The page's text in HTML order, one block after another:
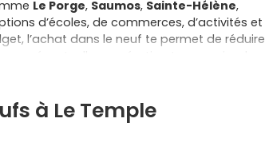
Le Porge, Saumos, Sainte-Hélène,
d’écoles, de commerces, d’activités et
l’achat dans le neuf te permet de réduire
une éventuelle exonération temporaire de
accédant, du
pendant plusieurs années, et tu évites les
En appartement comme en maison, l’offre
à Le Temple